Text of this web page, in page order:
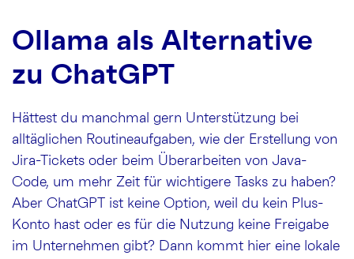
Ollama als Alternative
zu ChatGPT
Hättest du manchmal gern Unterstützung bei
alltäglichen Routineaufgaben, wie der Erstellung von
Jira-Tickets oder beim Überarbeiten von Java-
Code, um mehr Zeit für wichtigere Tasks zu haben?
Aber ChatGPT ist keine Option, weil du kein Plus-
Konto hast oder es für die Nutzung keine Freigabe
im Unternehmen gibt? Dann kommt hier eine lokale